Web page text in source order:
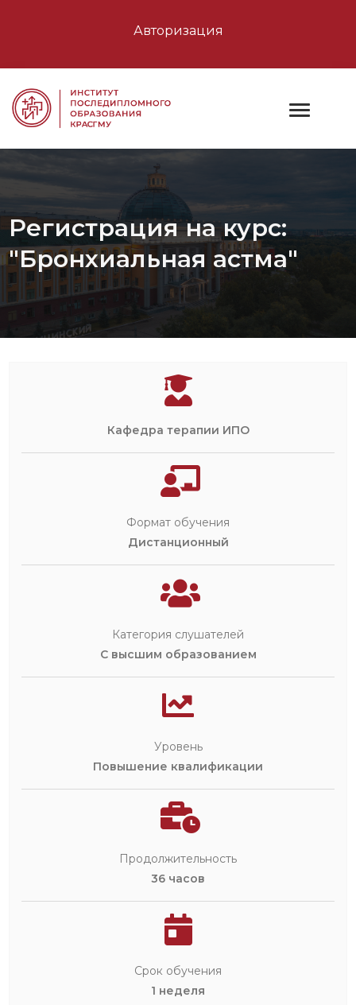
Авторизация
Регистрация на курс:
"Бронхиальная астма"
Кафедра терапии ИПО
Формат обучения
Дистанционный
Категория слушателей
С высшим образованием
Уровень
Повышение квалификации
Продолжительность
36 часов
Срок обучения
1 неделя